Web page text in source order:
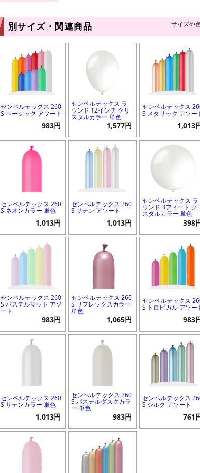
別サイズ・関連商品 サイズや
センペルテックス 260
S ベーシック アソート
983円
センペルテックス ラ
ウンド 12インチ クリ
スタルカラー 単色
1,577円
センペルテックス
S メタリック アソー
1,013
センペルテックス 260
S ネオンカラー 単色
1,013円
センペルテックス 260
S サテン アソート
1,013円
センペルテックス ラ
ウンド 3フィート ク
スタルカラー 単色
398
センペルテックス 260
S パステルマット アソ
ート
983円
センペルテックス 260
S リフレックスカラー
単色
1,065円
センペルテックス
S トロピカル アソー
983
センペルテックス 260
S サテンカラー 単色
1,013円
センペルテックス 260
S パステルダスクカラ
ー 単色
983円
センペルテックス
S シルク アソート
761